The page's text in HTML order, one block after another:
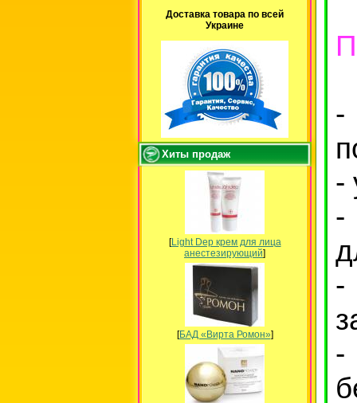
Доставка товара по всей
Украине
Хиты продаж
[Light Dep крем для лица
анестезирующий]
[БАД «Вирта Ромон»]
-
-
-
-
-